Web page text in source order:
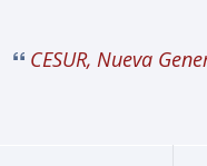
CESUR, Nueva